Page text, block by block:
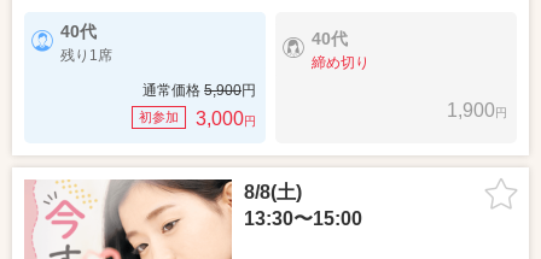
40代
残り1席
通常価格 5,900円
初参加 3,000円
40代
締め切り
1,900円
8/8(土)
13:30〜15:00